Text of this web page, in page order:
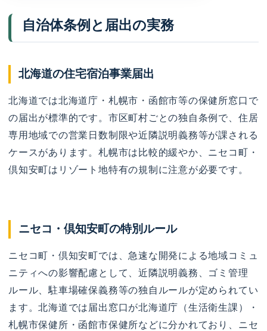
自治体条例と届出の実務
北海道の住宅宿泊事業届出
北海道では北海道庁・札幌市・函館市等の保健所窓口で
の届出が標準的です。市区町村ごとの独自条例で、住居
専用地域での営業日数制限や近隣説明義務等が課される
ケースがあります。札幌市は比較的緩やか、ニセコ町・
倶知安町はリゾート地特有の規制に注意が必要です。
ニセコ・倶知安町の特別ルール
ニセコ町・倶知安町では、急速な開発による地域コミュ
ニティへの影響配慮として、近隣説明義務、ゴミ管理
ルール、駐車場確保義務等の独自ルールが定められてい
ます。北海道では届出窓口が北海道庁（生活衛生課）・
札幌市保健所・函館市保健所などに分かれており、ニセ